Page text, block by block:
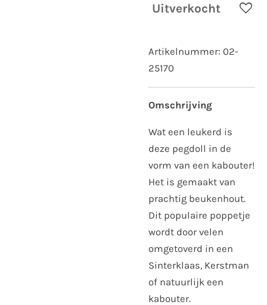
Uitverkocht
Artikelnummer: 02-
25170
Omschrijving
Wat een leukerd is
deze pegdoll in de
vorm van een kabouter!
Het is gemaakt van
prachtig beukenhout.
Dit populaire poppetje
wordt door velen
omgetoverd in een
Sinterklaas, Kerstman
of natuurlijk een
kabouter.